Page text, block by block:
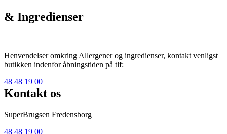
& Ingredienser
Henvendelser omkring Allergener og ingredienser, kontakt venligst
butikken indenfor åbningstiden på tlf:
48 48 19 00
Kontakt os
SuperBrugsen Fredensborg
48 48 19 00